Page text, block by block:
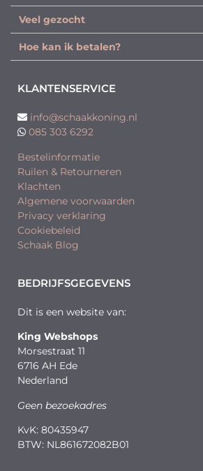
Veel gezocht
Hoe kan ik betalen?
KLANTENSERVICE
info@schaakkoning.nl
085 303 6292
Bestelinformatie
Ruilen & Retourneren
Klachten
Algemene voorwaarden
Privacy verklaring
Cookiebeleid
Schaak Blog
BEDRIJFSGEGEVENS
Dit is een website van:
King Webshops
Morsestraat 11
6716 AH Ede
Nederland
Geen bezoekadres
KvK: 80435947
BTW: NL861672082B01